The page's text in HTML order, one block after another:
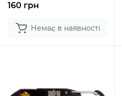
160 грн
Немає в наявності